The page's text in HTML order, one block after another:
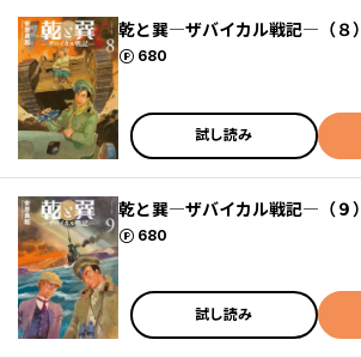
乾と巽―ザバイカル戦記―（８）
680
ポイント
試し読み
乾と巽―ザバイカル戦記―（９）
680
ポイント
試し読み